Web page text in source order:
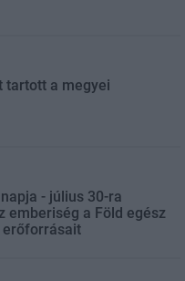
tartott a megyei
- július 30-ra
emberiség a Föld egész
erőforrásait